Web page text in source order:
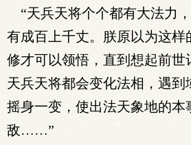
“天兵天将个个都有大法力
有成百上千丈。朕原以为这样
修才可以领悟，直到想起前世
天兵天将都会变化法相，遇到
摇身一变，使出法天象地的本
敌……”